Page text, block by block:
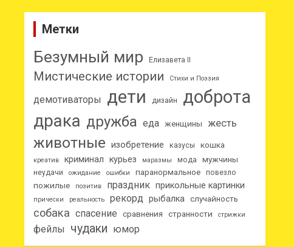
Метки
Безумный мир Елизавета II
Мистические истории Стихи и Поэзия
демотиваторы дети дизайн доброта
драка дружба еда женщины жесть
животные изобретение казусы кошка
креатив криминал курьез маразмы мода мужчины
неудачи ожидание ошибки паранормальное повезло
пожилые позитив праздник прикольные картинки
прически реальность рекорд рыбалка случайность
собака спасение сравнения странности стрижки
фейлы чудаки юмор